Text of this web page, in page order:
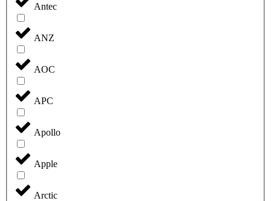
Antec
ANZ
AOC
APC
Apollo
Apple
Arctic